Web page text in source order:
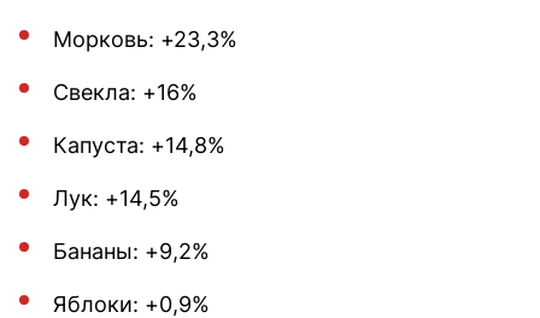
Морковь: +23,3%
Свекла: +16%
Капуста: +14,8%
Лук: +14,5%
Бананы: +9,2%
Яблоки: +0,9%